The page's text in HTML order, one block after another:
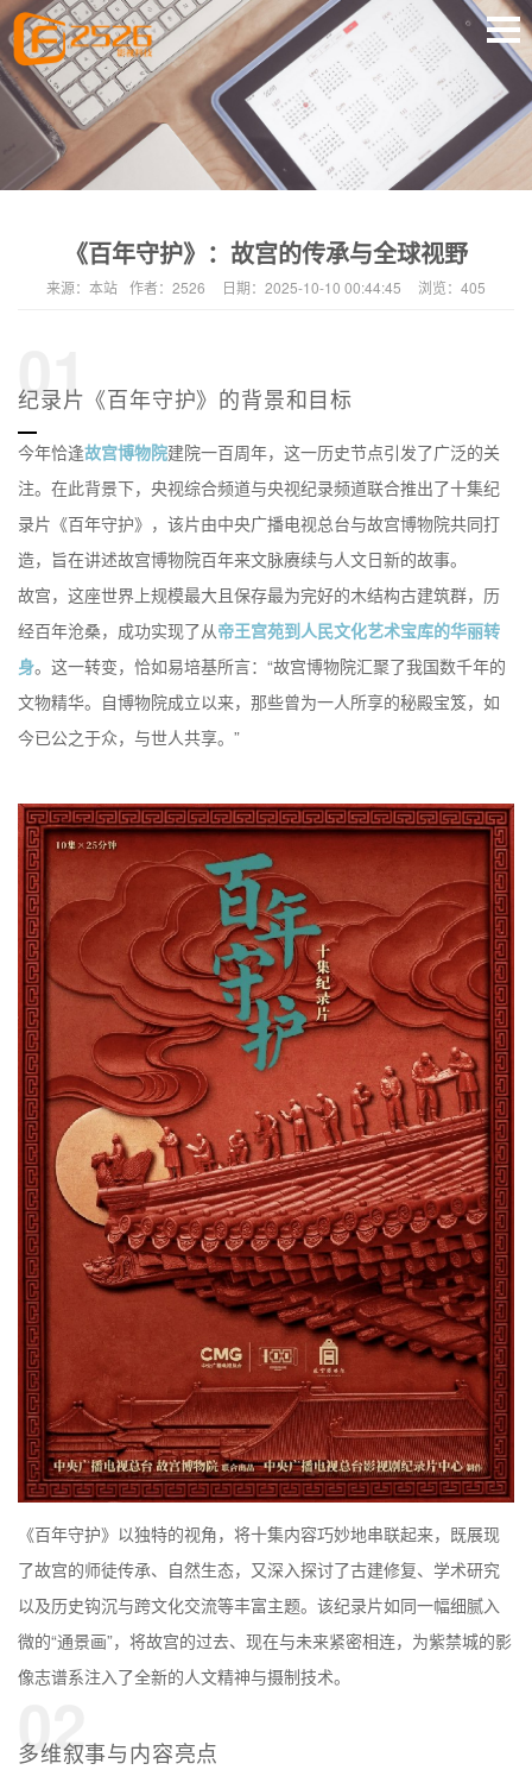
《百年守护》：故宫的传承与全球视野
来源： 本站 作者： 2526 日期： 2025-10-10 00:44:45 浏览： 405
01
纪录片《百年守护》的背景和目标
今年恰逢故宫博物院建院一百周年，这一历史节点引发了广泛的关
注。在此背景下，央视综合频道与央视纪录频道联合推出了十集纪
录片《百年守护》，该片由中央广播电视总台与故宫博物院共同打
造，旨在讲述故宫博物院百年来文脉赓续与人文日新的故事。
故宫，这座世界上规模最大且保存最为完好的木结构古建筑群，历
经百年沧桑，成功实现了从帝王宫苑到人民文化艺术宝库的华丽转
身。这一转变，恰如易培基所言：“故宫博物院汇聚了我国数千年的
文物精华。自博物院成立以来，那些曾为一人所享的秘殿宝笈，如
今已公之于众，与世人共享。”
《百年守护》以独特的视角，将十集内容巧妙地串联起来，既展现
了故宫的师徒传承、自然生态，又深入探讨了古建修复、学术研究
以及历史钩沉与跨文化交流等丰富主题。该纪录片如同一幅细腻入
微的“通景画”，将故宫的过去、现在与未来紧密相连，为紫禁城的影
像志谱系注入了全新的人文精神与摄制技术。
02
多维叙事与内容亮点